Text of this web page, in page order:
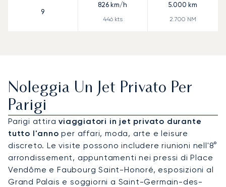
9
826 km/h
446kts
5.000 km
2.700 NM
Noleggia Un Jet Privato Per
Parigi
Parigi attiraviaggiatori in jet privato durante
tutto l'anno per affari, moda, arte e leisure
discreto. Le visite possono includere riunioni nell'8°
arrondissement, appuntamenti nei pressi di Place
Vendôme e Faubourg Saint-Honoré, esposizioni al
Grand Palais e soggiorni a Saint-Germain-des-